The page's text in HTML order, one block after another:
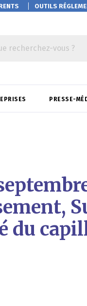
OUTILS
recherchez-vous ?
PRESSE-
du